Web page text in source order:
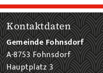
Kontaktdaten
Gemeinde Fohnsdorf
A-8753 Fohnsdorf
Hauptplatz 3